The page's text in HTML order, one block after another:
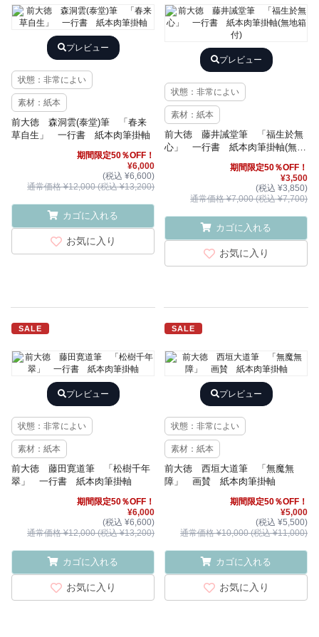
プレビュー
状態：非常によい
素材：紙本
前大徳 森洞雲(泰堂)筆 「春来
草自生」 一行書 紙本肉筆掛軸
期間限定50％OFF！
¥6,000
(税込 ¥6,600)
通常価格 ¥12,000 (税込 ¥13,200)
カゴに入れる
お気に入り
プレビュー
状態：非常によい
素材：紙本
前大徳 藤井誡堂筆 「福生於無
心」 一行書 紙本肉筆掛軸(無地
期間限定50％OFF！
¥3,500
(税込 ¥3,850)
通常価格 ¥7,000 (税込 ¥7,700)
カゴに入れる
お気に入り
SALE
プレビュー
状態：非常によい
素材：紙本
前大徳 藤田寛道筆 「松樹千年
翠」 一行書 紙本肉筆掛軸
期間限定50％OFF！
¥6,000
(税込 ¥6,600)
通常価格 ¥12,000 (税込 ¥13,200)
カゴに入れる
お気に入り
SALE
プレビュー
状態：非常によい
素材：紙本
前大徳 西垣大道筆 「無魔無
障」 画賛 紙本肉筆掛軸
期間限定50％OFF！
¥5,000
(税込 ¥5,500)
通常価格 ¥10,000 (税込 ¥11,000)
カゴに入れる
お気に入り